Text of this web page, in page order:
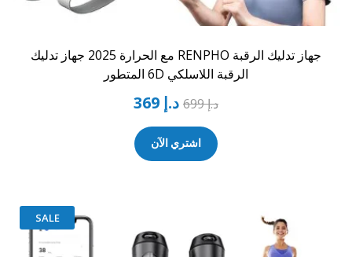
جهاز تدليك الرقبة RENPHO مع الحرارة 2025 جهاز تدليك
الرقبة اللاسلكي 6D المتطور
د.إ699 د.إ
اشتري الآن
SALE